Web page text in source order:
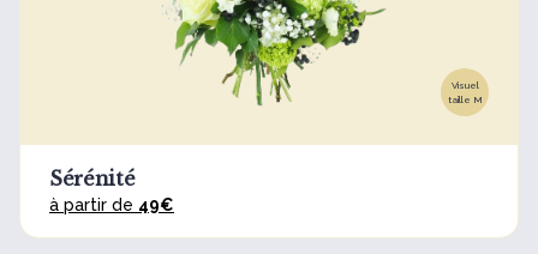
Visuel
taille M
Sérénité
à partir de 49€